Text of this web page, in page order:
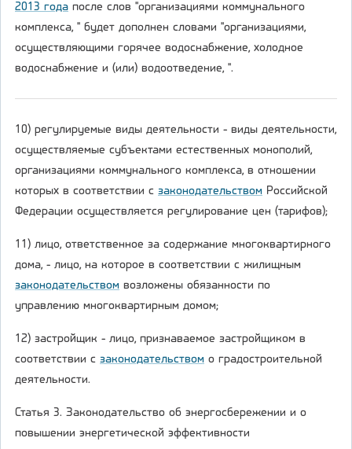
2013 года после слов "организациями коммунального
комплекса, " будет дополнен словами "организациями,
осуществляющими горячее водоснабжение, холодное
водоснабжение и (или) водоотведение, ".
10) регулируемые виды деятельности - виды деятельности,
осуществляемые субъектами естественных монополий,
организациями коммунального комплекса, в отношении
которых в соответствии с законодательством Российской
Федерации осуществляется регулирование цен (тарифов);
11) лицо, ответственное за содержание многоквартирного
дома, - лицо, на которое в соответствии с жилищным
законодательством возложены обязанности по
управлению многоквартирным домом;
12) застройщик - лицо, признаваемое застройщиком в
соответствии с законодательством о градостроительной
деятельности.
Статья 3. Законодательство об энергосбережении и о
повышении энергетической эффективности